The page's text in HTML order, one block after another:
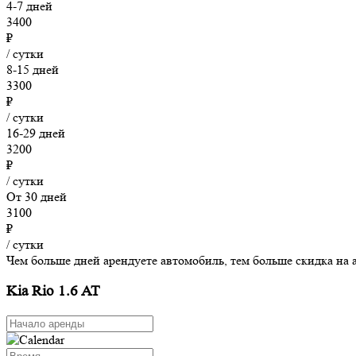
4-7 дней
3400
₽
/ сутки
8-15 дней
3300
₽
/ сутки
16-29 дней
3200
₽
/ сутки
От 30 дней
3100
₽
/ сутки
Чем больше дней арендуете автомобиль, тем больше скидка на
Kia Rio 1.6 AT